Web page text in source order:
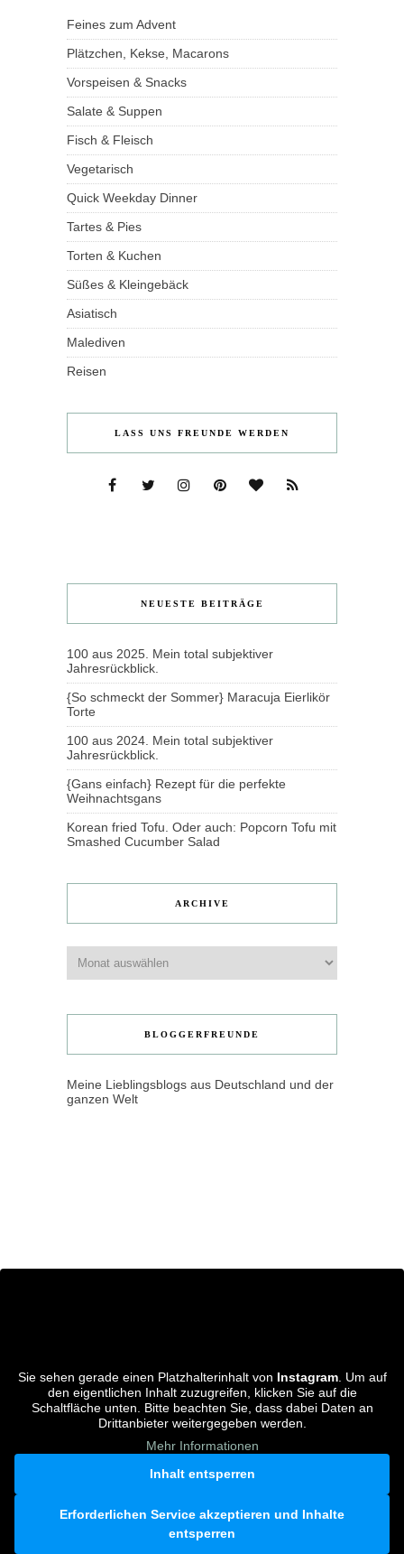
Feines zum Advent
Plätzchen, Kekse, Macarons
Vorspeisen & Snacks
Salate & Suppen
Fisch & Fleisch
Vegetarisch
Quick Weekday Dinner
Tartes & Pies
Torten & Kuchen
Süßes & Kleingebäck
Asiatisch
Malediven
Reisen
LASS UNS FREUNDE WERDEN
NEUESTE BEITRÄGE
100 aus 2025. Mein total subjektiver
Jahresrückblick.
{So schmeckt der Sommer} Maracuja Eierlikör
Torte
100 aus 2024. Mein total subjektiver
Jahresrückblick.
{Gans einfach} Rezept für die perfekte
Weihnachtsgans
Korean fried Tofu. Oder auch: Popcorn Tofu mit
Smashed Cucumber Salad
ARCHIVE
BLOGGERFREUNDE
Meine Lieblingsblogs aus Deutschland und der
ganzen Welt
Sie sehen gerade einen Platzhalterinhalt von Instagram. Um auf
den eigentlichen Inhalt zuzugreifen, klicken Sie auf die
Schaltfläche unten. Bitte beachten Sie, dass dabei Daten an
Drittanbieter weitergegeben werden.
Mehr Informationen
Inhalt entsperren
Erforderlichen Service akzeptieren und Inhalte
entsperren